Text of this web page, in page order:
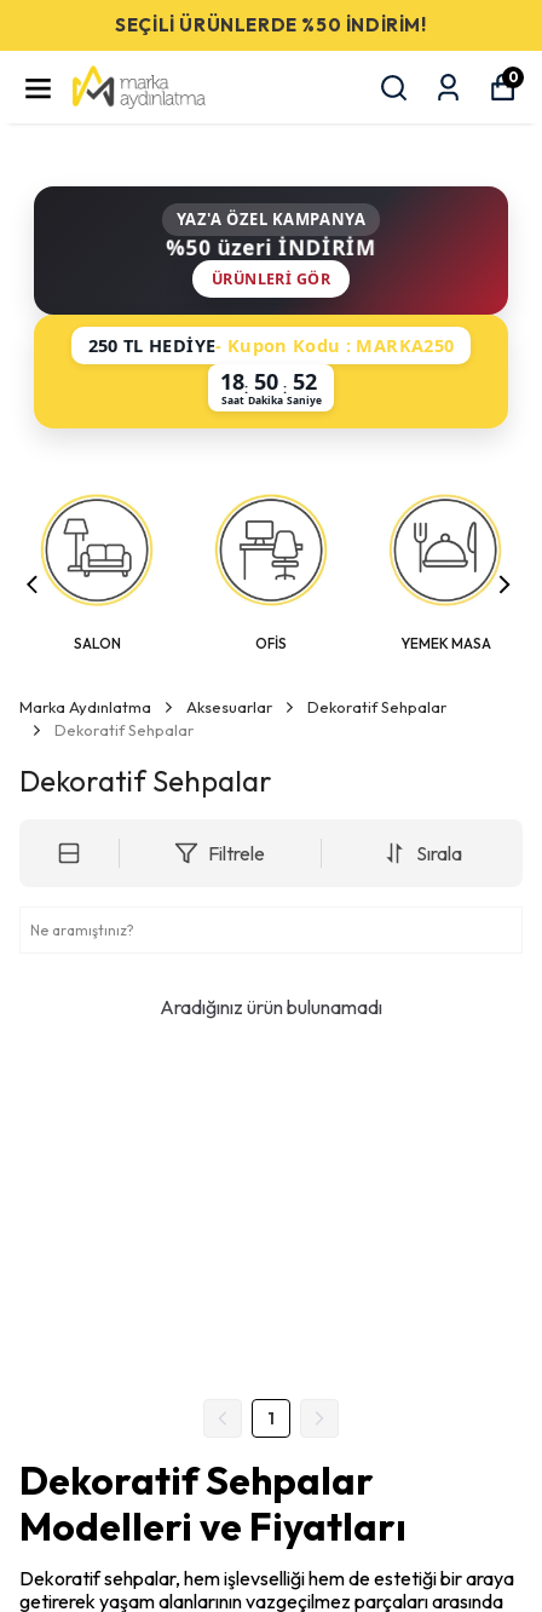
SEÇİLİ ÜRÜNLERDE %50 İNDİRİM!
0
YAZ'A ÖZEL KAMPANYA
%50 üzeri İNDİRİM
ÜRÜNLERI GÖR
250 TL HEDİYE- Kupon Kodu : MARKA250
18
Saat
: 50
Dakika
: 52
Saniye
SALON OFİS YEMEK MASA
Marka Aydınlatma Aksesuarlar
Dekoratif Sehpalar
Dekoratif Sehpalar
Dekoratif Sehpalar
Filtrele Sırala
Aradığınız ürün bulunamadı
1
Dekoratif Sehpalar
Modelleri ve Fiyatları
Dekoratif sehpalar, hem işlevselliği hem de estetiği bir araya
getirerek yaşam alanlarının vazgeçilmez parçaları arasında